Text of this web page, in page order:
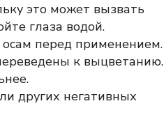
это может вызвать
глаза водой.
осам перед применением.
к выцветанию.
других негативных